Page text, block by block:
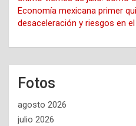
Economía mexicana primer
desaceleración y riesgos en
Fotos
agosto 2026
julio 2026